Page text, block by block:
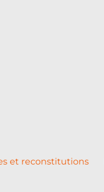
et reconstitutions